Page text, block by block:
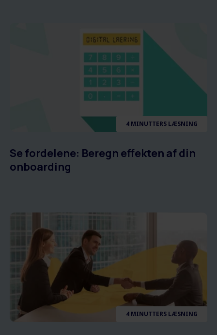
4 MINUTTERS LÆSNING
Se fordelene: Beregn effekten af din
onboarding
4 MINUTTERS LÆSNING